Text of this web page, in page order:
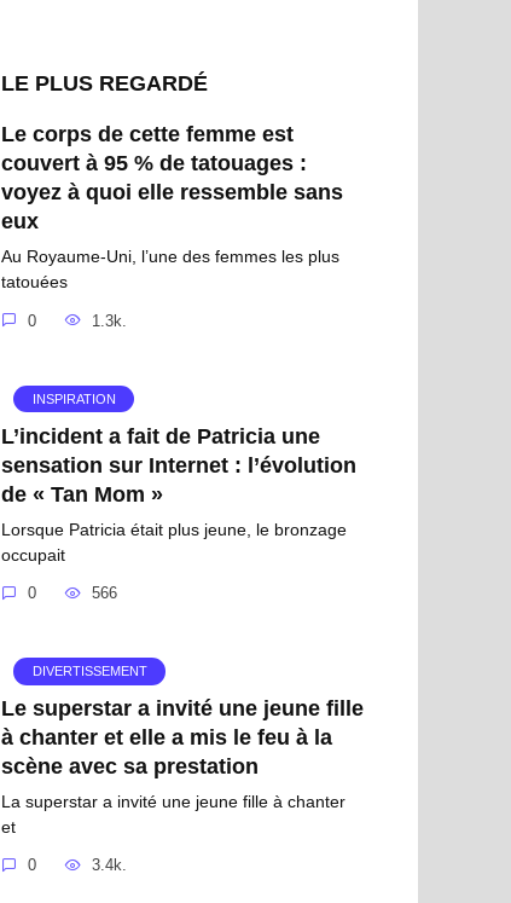
LE PLUS REGARDÉ
Le corps de cette femme est
couvert à 95 % de tatouages ​​:
voyez à quoi elle ressemble sans
eux
Au Royaume-Uni, l’une des femmes les plus
tatouées
0 1.3k.
INSPIRATION
L’incident a fait de Patricia une
sensation sur Internet : l’évolution
de « Tan Mom »
Lorsque Patricia était plus jeune, le bronzage
occupait
0 566
DIVERTISSEMENT
Le superstar a invité une jeune fille
à chanter et elle a mis le feu à la
scène avec sa prestation
La superstar a invité une jeune fille à chanter
et
0 3.4k.